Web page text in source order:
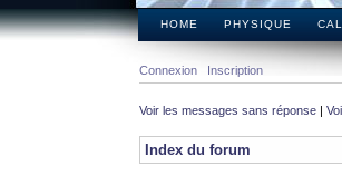
HOME PHYSIQUE
Connexion Inscription
Voir les messages sans réponse |
Index du forum